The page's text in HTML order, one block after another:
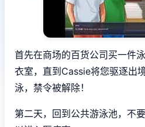
首先在商场的百货公司买一件
衣室，直到Cassie将您驱逐出
泳，禁令被解除！
第二天，回到公共游泳池，不